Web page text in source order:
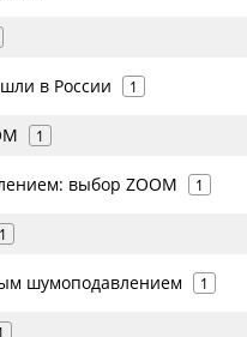
в России 1
1
выбор ZOOM 1
1
шумоподавлением 1